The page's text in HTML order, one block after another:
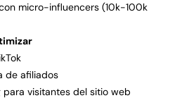
micro-influencers (10k-100k
de afiliados
visitantes del sitio web